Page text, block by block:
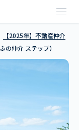
友不動産ステップ（
【2025年】不動産仲介
の仲介 ステップ）